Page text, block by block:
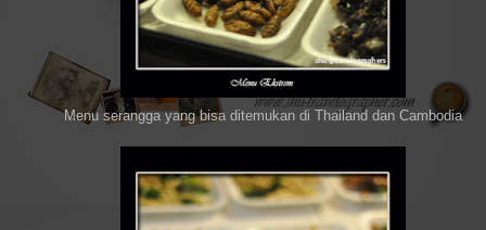
Menu serangga yang bisa ditemukan di Thailand dan Cambodia